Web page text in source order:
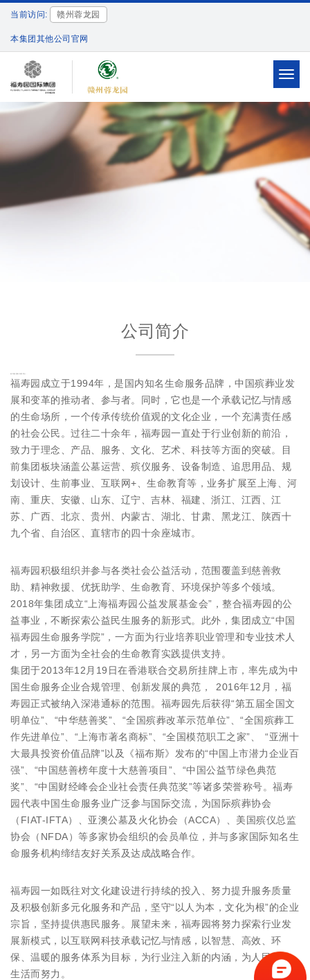
当前访问: 赣州蓉龙园
本集团其他公司官网
公司简介
福寿园成立于1994年，是国内知名生命服务品牌，中国殡葬业发
展和变革的推动者、参与者。同时，它也是一个承载记忆与情感
的生命场所，一个传承传统价值观的文化企业，一个充满责任感
的社会公民。过往二十余年，福寿园一直处于行业创新的前沿，
致力于理念、产品、服务、文化、艺术、科技等方面的突破。目
前集团板块涵盖公墓运营、殡仪服务、设备制造、追思用品、规
划设计、生前事业、互联网+、生命教育等，业务扩展至上海、河
南、重庆、安徽、山东、辽宁、吉林、福建、浙江、江西、江
苏、广西、北京、贵州、内蒙古、湖北、甘肃、黑龙江、陕西十
九个省、自治区、直辖市的四十余座城市。
福寿园积极组织并参与各类社会公益活动，范围覆盖到慈善救
助、精神救援、优抚助学、生命教育、环境保护等多个领域。
2018年集团成立“上海福寿园公益发展基金会”，整合福寿园的公
益事业，不断探索公益民生服务的新形式。此外，集团成立“中国
福寿园生命服务学院”，一方面为行业培养职业管理和专业技术人
才，另一方面为全社会的生命教育实践提供支持。
集团于2013年12月19日在香港联合交易所挂牌上市，率先成为中
国生命服务企业合规管理、创新发展的典范， 2016年12月，福
寿园正式被纳入深港通标的范围。福寿园先后获得“第五届全国文
明单位”、“中华慈善奖”、“全国殡葬改革示范单位”、“全国殡葬工
作先进单位”、“上海市著名商标”、“全国模范职工之家”、 “亚洲十
大最具投资价值品牌”以及《福布斯》发布的“中国上市潜力企业百
强”、“中国慈善榜年度十大慈善项目”、“中国公益节绿色典范
奖”、“中国财经峰会企业社会责任典范奖”等诸多荣誉称号。福寿
园代表中国生命服务业广泛参与国际交流，为国际殡葬协会
（FIAT-IFTA）、亚澳公墓及火化协会（ACCA）、美国殡仪总监
协会（NFDA）等多家协会组织的会员单位，并与多家国际知名生
命服务机构缔结友好关系及达成战略合作。
福寿园一如既往对文化建设进行持续的投入、努力提升服务质量
及积极创新多元化服务和产品，坚守“以人为本，文化为根”的企业
宗旨，坚持提供惠民服务。展望未来，福寿园将努力探索行业发
展新模式，以互联网科技承载记忆与情感，以智慧、高效、环
保、温暖的服务体系为目标，为行业注入新的内涵，为人民美好
生活而努力。